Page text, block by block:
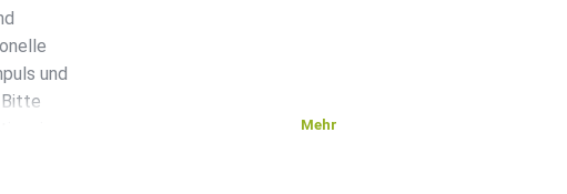
und
Bitte
Mehr